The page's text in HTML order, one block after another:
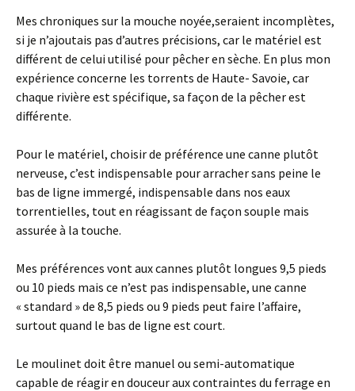
Mes chroniques sur la mouche noyée,seraient incomplètes,
si je n’ajoutais pas d’autres précisions, car le matériel est
différent de celui utilisé pour pêcher en sèche. En plus mon
expérience concerne les torrents de Haute- Savoie, car
chaque rivière est spécifique, sa façon de la pêcher est
différente.
Pour le matériel, choisir de préférence une canne plutôt
nerveuse, c’est indispensable pour arracher sans peine le
bas de ligne immergé, indispensable dans nos eaux
torrentielles, tout en réagissant de façon souple mais
assurée à la touche.
Mes préférences vont aux cannes plutôt longues 9,5 pieds
ou 10 pieds mais ce n’est pas indispensable, une canne
« standard » de 8,5 pieds ou 9 pieds peut faire l’affaire,
surtout quand le bas de ligne est court.
Le moulinet doit être manuel ou semi-automatique
capable de réagir en douceur aux contraintes du ferrage en